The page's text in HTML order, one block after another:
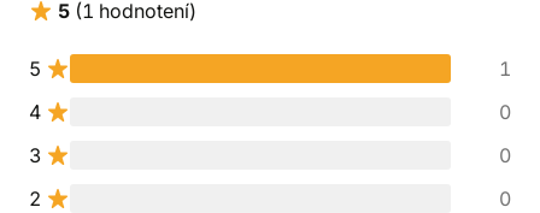
5 (1 hodnotení)
5
1
4
0
3
0
2
0